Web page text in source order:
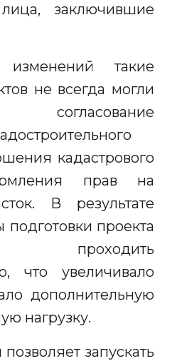
заключившие
такие
не всегда могли
согласование
кадастрового
прав на
В результате
подготовки проекта
проходить
что увеличивало
дополнительную
нагрузку.
запускать